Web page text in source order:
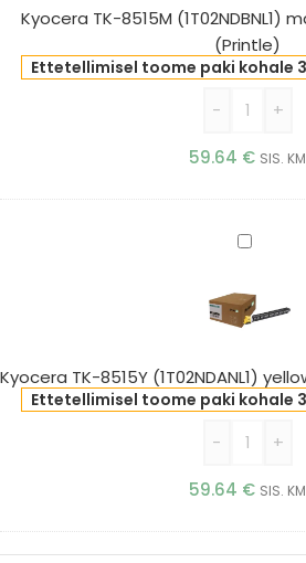
20000
pages
(Printle)
Kyocera TK-8515M (1T02NDBNL1)
(Printle)
Ettetellimisel toome paki kohale
- +
59.64 € SIS. KM
Kyocera
8515Y
20000
pages
Kyocera TK-8515Y (1T02NDANL1)
Ettetellimisel toome paki kohale
- +
59.64 € SIS. KM